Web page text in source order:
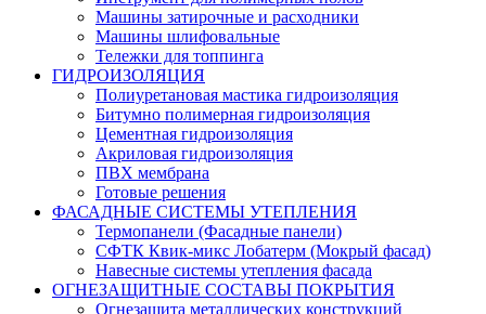
Машины затирочные и расходники
Машины шлифовальные
Тележки для топпинга
ГИДРОИЗОЛЯЦИЯ
Полиуретановая мастика гидроизоляция
Битумно полимерная гидроизоляция
Цементная гидроизоляция
Акриловая гидроизоляция
ПВХ мембрана
Готовые решения
ФАСАДНЫЕ СИСТЕМЫ УТЕПЛЕНИЯ
Термопанели (Фасадные панели)
СФТК Квик-микс Лобатерм (Мокрый фасад)
Навесные системы утепления фасада
ОГНЕЗАЩИТНЫЕ СОСТАВЫ ПОКРЫТИЯ
Огнезащита металлических конструкций